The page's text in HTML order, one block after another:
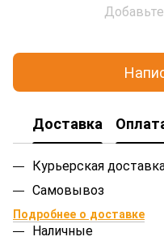
Доставка
Курьерская
Самовывоз
Подробнее о доставке
Наличные